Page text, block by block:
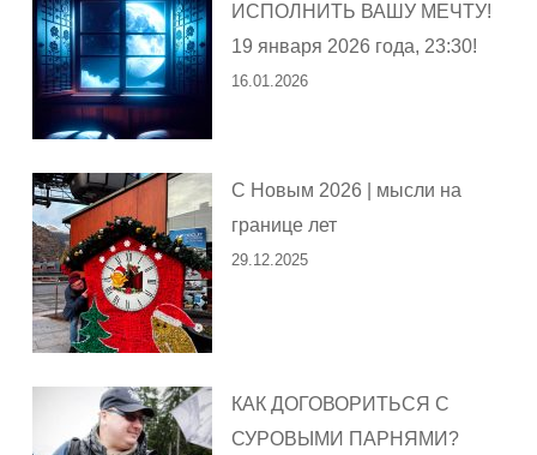
ИСПОЛНИТЬ ВАШУ МЕЧТУ!
19 января 2026 года, 23:30!
16.01.2026
С Новым 2026 | мысли на
границе лет
29.12.2025
КАК ДОГОВОРИТЬСЯ С
СУРОВЫМИ ПАРНЯМИ?